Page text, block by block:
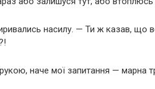
насилу. — Ти ж казав, що
наче мої запитання — марна